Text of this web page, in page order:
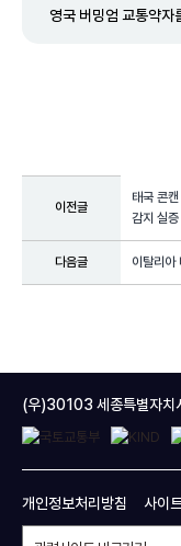
영국 버밍엄 교통약자
이전글
태국 콘
감지 실증
다음글 이탈리아
(우)30103 세종특별자치
개인정보처리방침 사이